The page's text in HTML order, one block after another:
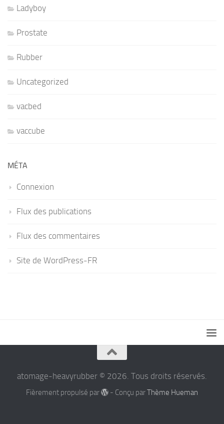
Ladyboy
Prostate
Rubber
Uncategorized
vacbed
vaccube
MÉTA
Connexion
Flux des publications
Flux des commentaires
Site de WordPress-FR
atomage-heavyrubber © 2026. Tous droits réservés.
Fièrement propulsé par - Conçu parThème Hueman